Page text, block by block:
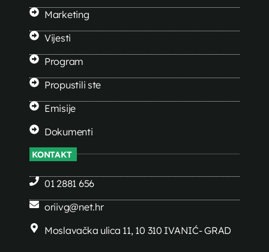
Marketing
Vijesti
Program
Propustili ste
Emisije
Dokumenti
KONTAKT
01 2881 656
oriivg@net.hr
Moslavačka ulica 11, 10 310 IVANIĆ- GRAD